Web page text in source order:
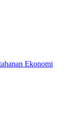
Ekonomi